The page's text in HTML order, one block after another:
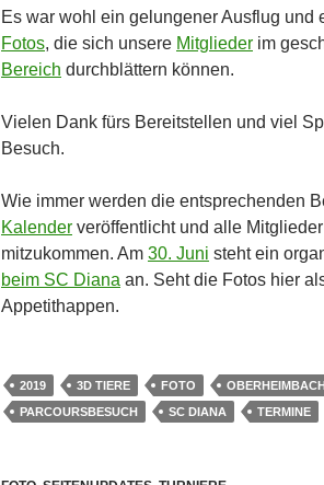
Es war wohl ein gelungener Ausflug und
Fotos, die sich unsere Mitglieder im
Bereich durchblättern können.
Vielen Dank fürs Bereitstellen und viel
Besuch.
Wie immer werden die entsprechenden
Kalender veröffentlicht und alle
mitzukommen. Am 30. Juni steht ein
beim SC Diana an. Seht die Fotos hier
Appetithappen.
2019 3D TIERE FOTO
PARCOURSBESUCH
SC DIANA TERMINE